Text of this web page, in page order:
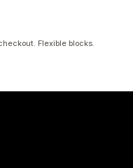
Flexible blocks.